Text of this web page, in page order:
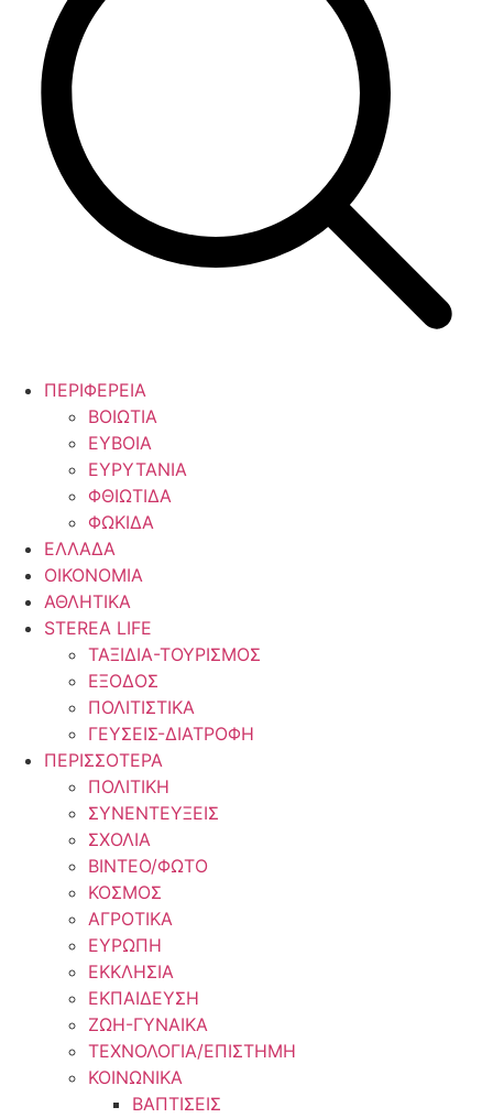
ΠΕΡΙΦΕΡΕΙΑ
ΒΟΙΩΤΙΑ
ΕΥΒΟΙΑ
ΕΥΡΥΤΑΝΙΑ
ΦΘΙΩΤΙΔΑ
ΦΩΚΙΔΑ
ΕΛΛΑΔΑ
ΟΙΚΟΝΟΜΙΑ
ΑΘΛΗΤΙΚΑ
STEREA LIFE
ΤΑΞΙΔΙΑ-ΤΟΥΡΙΣΜΟΣ
ΕΞΟΔΟΣ
ΠΟΛΙΤΙΣΤΙΚΑ
ΓΕΥΣΕΙΣ-ΔΙΑΤΡΟΦΗ
ΠΕΡΙΣΣΟΤΕΡΑ
ΠΟΛΙΤΙΚΗ
ΣΥΝΕΝΤΕΥΞΕΙΣ
ΣΧΟΛΙΑ
ΒΙΝΤΕΟ/ΦΩΤΟ
ΚΟΣΜΟΣ
ΑΓΡΟΤΙΚΑ
ΕΥΡΩΠΗ
ΕΚΚΛΗΣΙΑ
ΕΚΠΑΙΔΕΥΣΗ
ΖΩΗ-ΓΥΝΑΙΚΑ
ΤΕΧΝΟΛΟΓΙΑ/ΕΠΙΣΤΗΜΗ
ΚΟΙΝΩΝΙΚΑ
ΒΑΠΤΙΣΕΙΣ